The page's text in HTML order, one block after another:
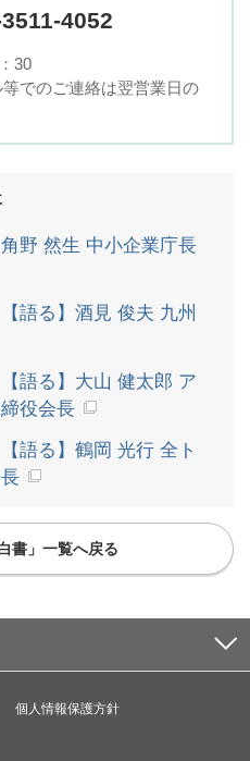
4052
30
等でのご連絡は翌営業日の
野 然生 中小企業庁長
語る】酒見 俊夫 九州
語る】大山 健太郎 ア
役会長
語る】鶴岡 光行 全ト
書」一覧へ戻る
個人情報保護方針